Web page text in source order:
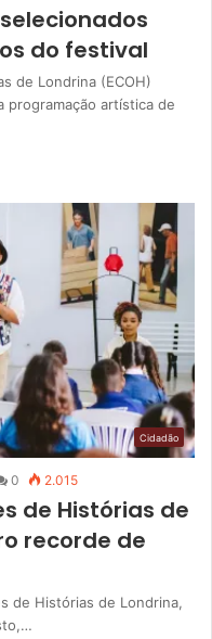
do festival
de Londrina (ECOH)
programação artística de
Cidadão
0 2.015
de Histórias de
recorde de
de Histórias de Londrina,